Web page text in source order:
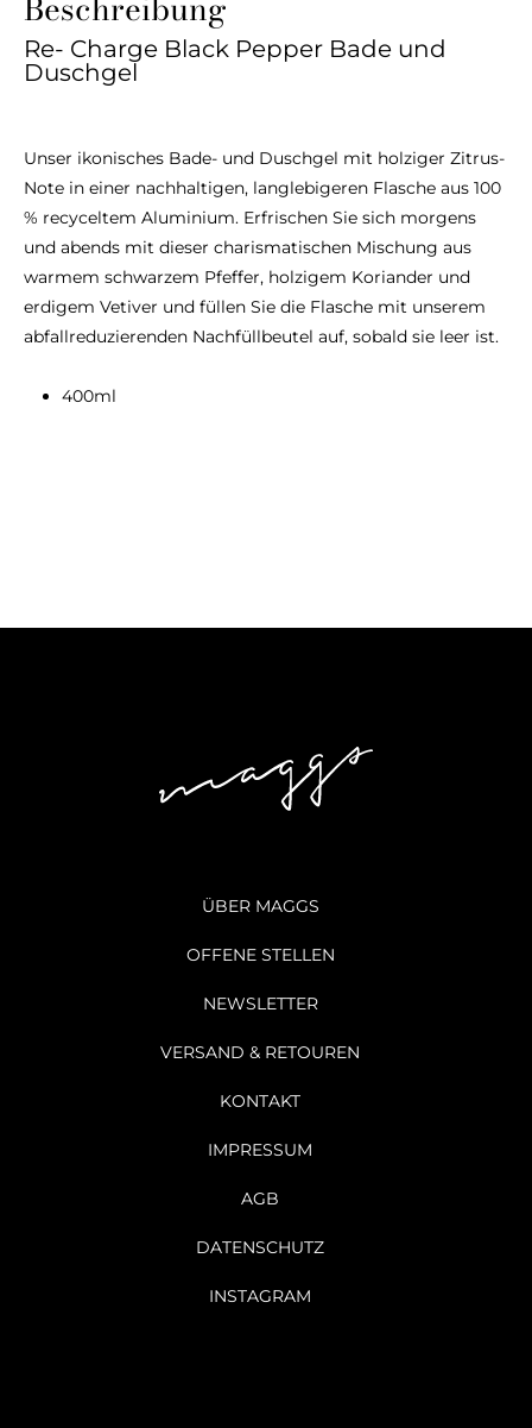
Re- Charge Black Pepper Bade und
Duschgel
Unser ikonisches Bade- und Duschgel mit holziger Zitrus-
Note in einer nachhaltigen, langlebigeren Flasche aus 100
% recyceltem Aluminium. Erfrischen Sie sich morgens
und abends mit dieser charismatischen Mischung aus
warmem schwarzem Pfeffer, holzigem Koriander und
erdigem Vetiver und füllen Sie die Flasche mit unserem
abfallreduzierenden Nachfüllbeutel auf, sobald sie leer ist.
400ml
ÜBER MAGGS
OFFENE STELLEN
NEWSLETTER
VERSAND & RETOUREN
KONTAKT
IMPRESSUM
AGB
DATENSCHUTZ
INSTAGRAM